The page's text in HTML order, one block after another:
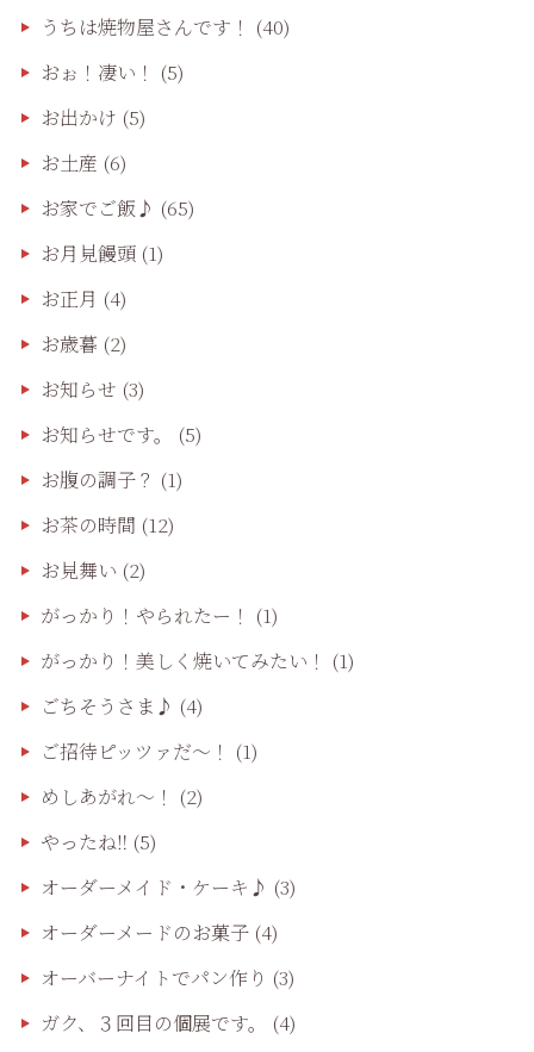
うちは焼物屋さんです！ (40)
おぉ！凄い！ (5)
お出かけ (5)
お土産 (6)
お家でご飯♪ (65)
お月見饅頭(1)
お正月 (4)
お歳暮 (2)
お知らせ (3)
お知らせです。
(5)
お腹の調子？ (1)
お茶の時間 (12)
お見舞い (2)
がっかり！やられたー！ (1)
がっかり！美しく焼いてみたい！ (1)
ごちそうさま♪ (4)
ご招待ピッツァだ〜！ (1)
めしあがれ～！ (2)
やったね‼️ (5)
オーダーメイド・ケーキ♪ (3)
オーダーメードのお菓子(4)
オーバーナイトでパン作り (3)
ガク、３回目の個展です。
(4)